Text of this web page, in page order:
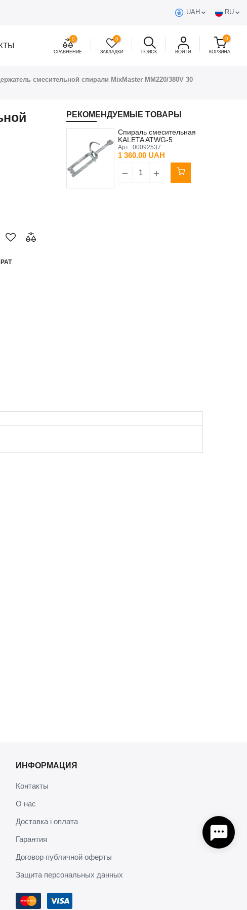
UAH RU
0
СРАВНЕНИЕ
0
ЗАКЛАДКИ ПОИСК ВОЙТИ
0
КОРЗИНА
смесительной спирали MixMaster MM220/380V 30
РЕКОМЕНДУЕМЫЕ ТОВАРЫ
Спираль смесительная
KALETA ATWG-5
Арт.: 00092537
1 360.00 UAH
ИНФОРМАЦИЯ
Контакты
О нас
Доставка і оплата
Гарантия
Договор публичной оферты
Защита персональных данных